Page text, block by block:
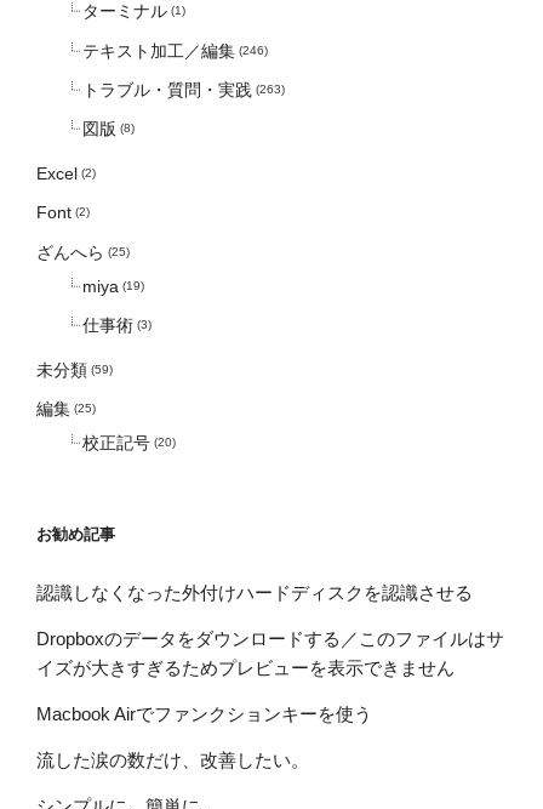
ターミナル (1)
テキスト加工／編集 (246)
トラブル・質問・実践 (263)
図版 (8)
Excel (2)
Font (2)
ざんへら (25)
miya (19)
仕事術 (3)
未分類 (59)
編集 (25)
校正記号 (20)
お勧め記事
認識しなくなった外付けハードディスクを認識させる
Dropboxのデータをダウンロードする／このファイルはサ
イズが大きすぎるためプレビューを表示できません
Macbook Airでファンクションキーを使う
流した涙の数だけ、改善したい。